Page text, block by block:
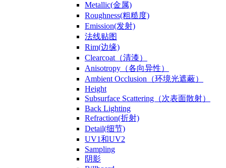
Metallic(金属)
Roughness(粗糙度)
Emission(发射)
法线贴图
Rim(边缘)
Clearcoat（清漆）
Anisotropy（各向异性）
Ambient Occlusion（环境光遮蔽）
Height
Subsurface Scattering（次表面散射）
Back Lighting
Refraction(折射)
Detail(细节)
UV1和UV2
Sampling
阴影